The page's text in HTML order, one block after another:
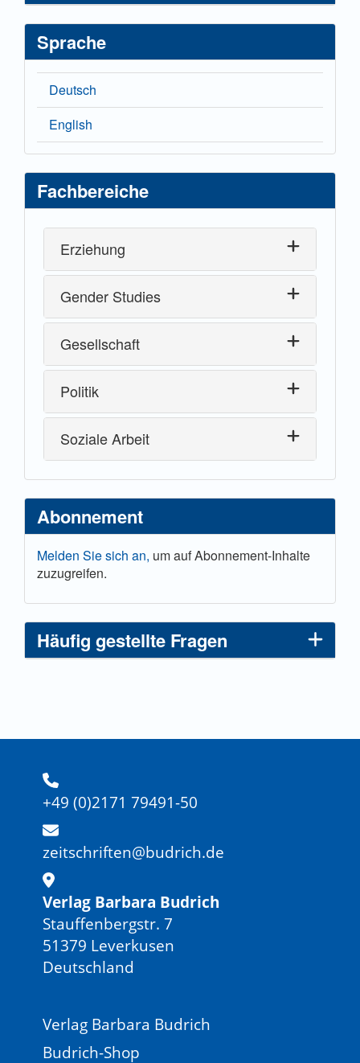
Sprache
Deutsch
English
Fachbereiche
Erziehung
Gender Studies
Gesellschaft
Politik
Soziale Arbeit
Abonnement
Melden Sie sich an, um auf Abonnement-Inhalte
zuzugreifen.
Häufig gestellte Fragen
+49 (0)2171 79491-50
zeitschriften@budrich.de
Verlag Barbara Budrich
Stauffenbergstr. 7
51379 Leverkusen
Deutschland
Verlag Barbara Budrich
Budrich-Shop